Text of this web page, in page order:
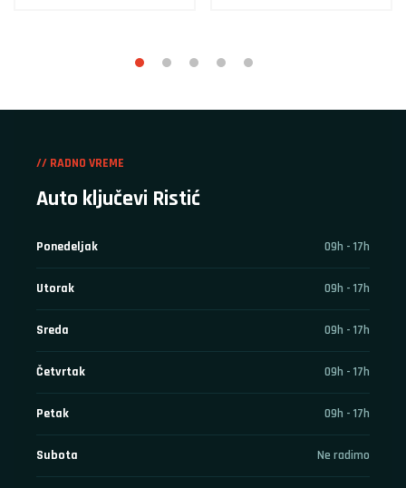
// RADNO VREME
Auto ključevi Ristić
Ponedeljak 09h - 17h
Utorak 09h - 17h
Sreda 09h - 17h
Četvrtak 09h - 17h
Petak 09h - 17h
Subota Ne radimo